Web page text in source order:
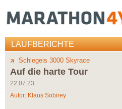
LAUFBERICHTE
Schlegeis 3000 Skyrace
Auf die harte Tour
22.07.23
Autor: Klaus Sobirey